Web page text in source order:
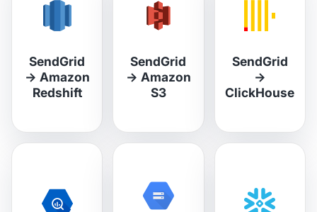
SendGrid
→ Amazon
Redshift
SendGrid
→ Amazon
S3
SendGrid
→
ClickHouse